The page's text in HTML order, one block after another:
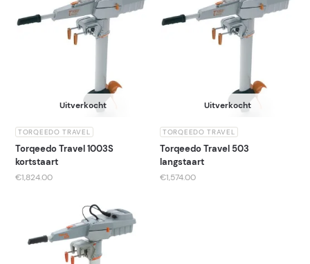
Uitverkocht
TORQEEDO TRAVEL
Torqeedo Travel 1003S
kortstaart
€1,824.00
Uitverkocht
TORQEEDO TRAVEL
Torqeedo Travel 503
langstaart
€1,574.00